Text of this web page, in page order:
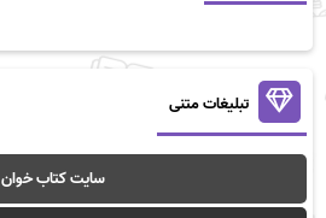
تبلیغات متنی
سایت کتاب خوان